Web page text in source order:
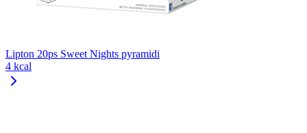
Lipton 20ps Sweet Nights pyramidi
4 kcal